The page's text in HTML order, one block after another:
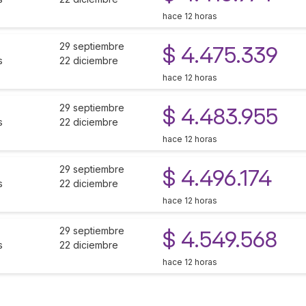
hace 12 horas
29 septiembre
22 diciembre
$ 4.475.339
hace 12 horas
29 septiembre
22 diciembre
$ 4.483.955
hace 12 horas
29 septiembre
22 diciembre
$ 4.496.174
hace 12 horas
29 septiembre
22 diciembre
$ 4.549.568
hace 12 horas